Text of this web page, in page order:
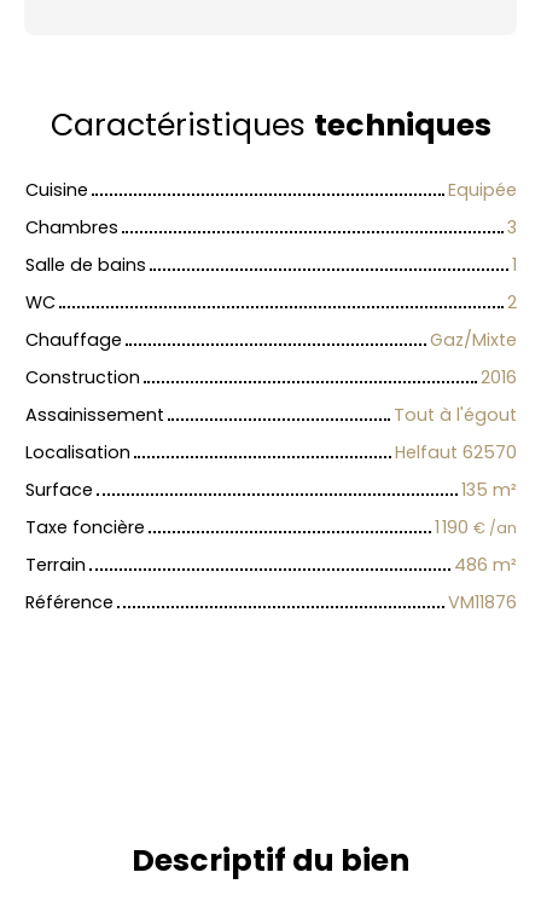
Caractéristiques techniques
Cuisine
Equipée
Chambres
3
Salle de bains
1
WC
2
Chauffage
Gaz/Mixte
Construction
2016
Assainissement
Tout à l'égout
Localisation
Helfaut 62570
Surface
135 m²
Taxe foncière
1 190 € /an
Terrain 486 m²
Référence
VM11876
Descriptif du bien